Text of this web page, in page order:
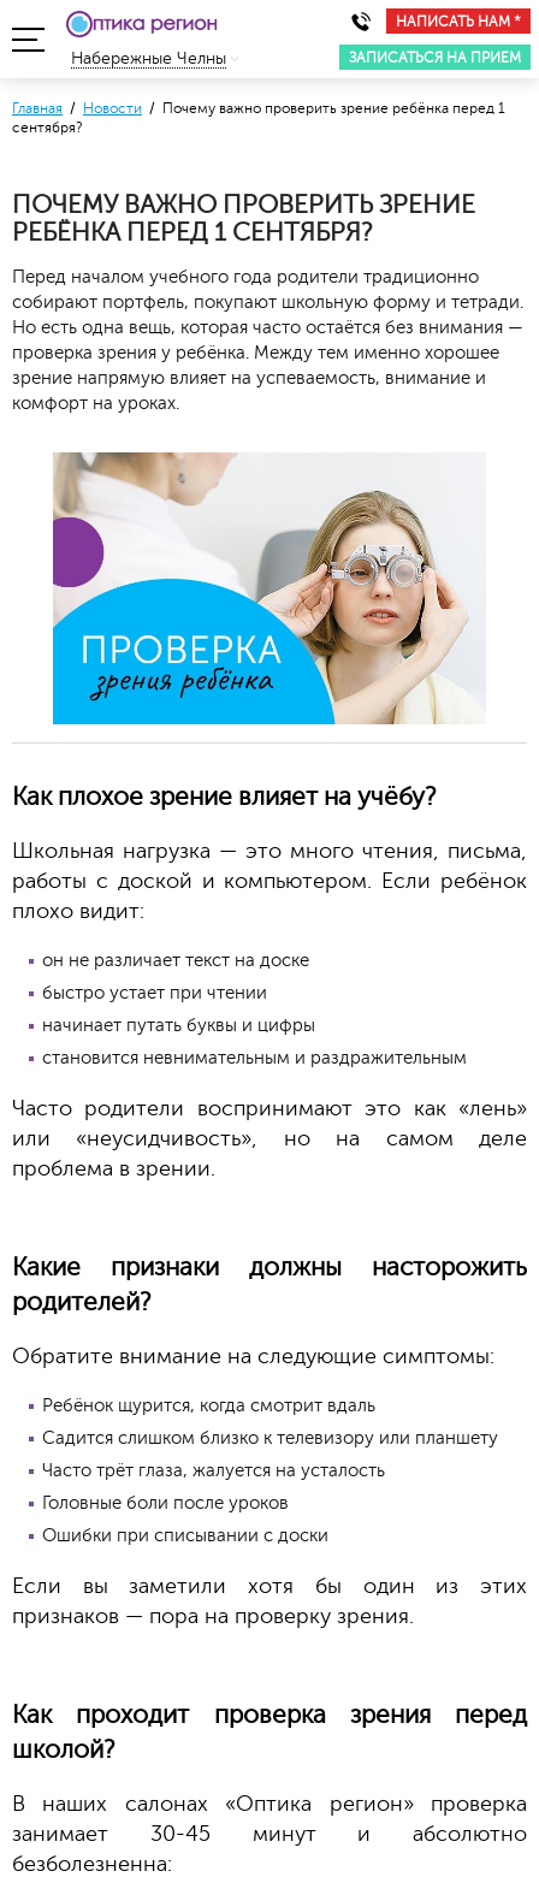
НАПИСАТЬ НАМ *
ЗАПИСАТЬСЯ НА ПРИЕМ
Набережные Челны
Главная / Новости / Почему важно проверить зрение ребёнка перед 1
сентября?
ПОЧЕМУ ВАЖНО ПРОВЕРИТЬ ЗРЕНИЕ
РЕБЁНКА ПЕРЕД 1 СЕНТЯБРЯ?
Перед началом учебного года родители традиционно
собирают портфель, покупают школьную форму и тетради.
Но есть одна вещь, которая часто остаётся без внимания —
проверка зрения у ребёнка. Между тем именно хорошее
зрение напрямую влияет на успеваемость, внимание и
комфорт на уроках.
Как плохое зрение влияет на учёбу?
Школьная нагрузка — это много чтения, письма,
работы с доской и компьютером. Если ребёнок
плохо видит:
он не различает текст на доске
быстро устает при чтении
начинает путать буквы и цифры
становится невнимательным и раздражительным
Часто родители воспринимают это как «лень»
или «неусидчивость», но на самом деле
проблема в зрении.
Какие признаки должны насторожить
родителей?
Обратите внимание на следующие симптомы:
Ребёнок щурится, когда смотрит вдаль
Садится слишком близко к телевизору или планшету
Часто трёт глаза, жалуется на усталость
Головные боли после уроков
Ошибки при списывании с доски
Если вы заметили хотя бы один из этих
признаков — пора на проверку зрения.
Как проходит проверка зрения перед
школой?
В наших салонах «Оптика регион» проверка
занимает 30-45 минут и абсолютно
безболезненна: